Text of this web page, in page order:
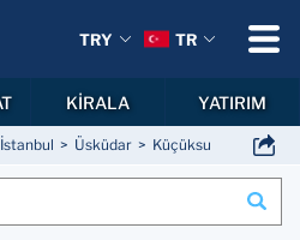
İstanbul Üsküdar Küçüksu
TRY TR
KİRALA YATIRIM